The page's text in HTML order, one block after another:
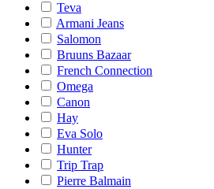
Teva
Armani Jeans
Salomon
Bruuns Bazaar
French Connection
Omega
Canon
Hay
Eva Solo
Hunter
Trip Trap
Pierre Balmain